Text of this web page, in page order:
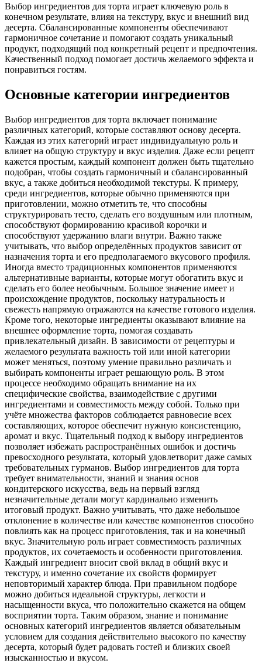
Выбор ингредиентов для торта играет ключевую роль в
конечном результате, влияя на текстуру, вкус и внешний вид
десерта. Сбалансированные компоненты обеспечивают
гармоничное сочетание и помогают создать уникальный
продукт, подходящий под конкретный рецепт и предпочтения.
Качественный подход помогает достичь желаемого эффекта и
понравиться гостям.
Основные категории ингредиентов
Выбор ингредиентов для торта включает понимание
различных категорий, которые составляют основу десерта.
Каждая из этих категорий играет индивидуальную роль и
влияет на общую структуру и вкус изделия. Даже если рецепт
кажется простым, каждый компонент должен быть тщательно
подобран, чтобы создать гармоничный и сбалансированный
вкус, а также добиться необходимой текстуры. К примеру,
среди ингредиентов, которые обычно применяются при
приготовлении, можно отметить те, что способны
структурировать тесто, сделать его воздушным или плотным,
способствуют формированию красивой корочки и
способствуют удержанию влаги внутри. Важно также
учитывать, что выбор определённых продуктов зависит от
назначения торта и его предполагаемого вкусового профиля.
Иногда вместо традиционных компонентов применяются
альтернативные варианты, которые могут обогатить вкус и
сделать его более необычным. Большое значение имеет и
происхождение продуктов, поскольку натуральность и
свежесть напрямую отражаются на качестве готового изделия.
Кроме того, некоторые ингредиенты оказывают влияние на
внешнее оформление торта, помогая создавать
привлекательный дизайн. В зависимости от рецептуры и
желаемого результата важность той или иной категории
может меняться, поэтому умение правильно различать и
выбирать компоненты играет решающую роль. В этом
процессе необходимо обращать внимание на их
специфические свойства, взаимодействие с другими
ингредиентами и совместимость между собой. Только при
учёте множества факторов соблюдается равновесие всех
составляющих, которое обеспечит нужную консистенцию,
аромат и вкус. Тщательный подход к выбору ингредиентов
позволяет избежать распространённых ошибок и достичь
превосходного результата, который удовлетворит даже самых
требовательных гурманов. Выбор ингредиентов для торта
требует внимательности, знаний и знания основ
кондитерского искусства, ведь на первый взгляд
незначительные детали могут кардинально изменить
итоговый продукт. Важно учитывать, что даже небольшое
отклонение в количестве или качестве компонентов способно
повлиять как на процесс приготовления, так и на конечный
вкус. Значительную роль играет совместимость различных
продуктов, их сочетаемость и особенности приготовления.
Каждый ингредиент вносит свой вклад в общий вкус и
текстуру, и именно сочетание их свойств формирует
неповторимый характер блюда. При правильном подборе
можно добиться идеальной структуры, легкости и
насыщенности вкуса, что положительно скажется на общем
восприятии торта. Таким образом, знание и понимание
основных категорий ингредиентов является обязательным
условием для создания действительно высокого по качеству
десерта, который будет радовать гостей и близких своей
изысканностью и вкусом.